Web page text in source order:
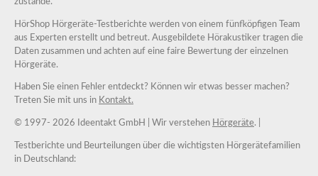
HörShop Hörgeräte-Testberichte werden von einem fünfköpfigen Team
aus Experten erstellt und betreut. Ausgebildete Hörakustiker tragen die
Daten zusammen und achten auf eine faire Bewertung der einzelnen
Hörgeräte.
Haben Sie einen Fehler entdeckt? Können wir etwas besser machen?
Treten Sie mit uns in Kontakt.
© 1997- 2026 Ideentakt GmbH | Wir verstehen Hörgeräte. |
Testberichte und Beurteilungen über die wichtigsten Hörgerätefamilien
in Deutschland: